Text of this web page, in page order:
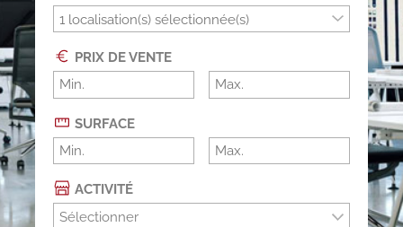
PRIX DE VENTE
SURFACE
ACTIVITÉ
Sélectionner